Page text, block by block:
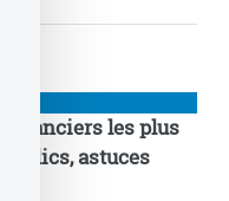
financiers les plus
à clics, astuces